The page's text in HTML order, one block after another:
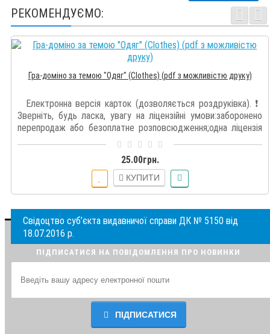
РЕКОМЕНДУЄМО:
Гра-доміно за темою "Одяг" (Clothes) (pdf з можливістю друку)
Електронна версія карток (дозволяється роздруківка). ❗️
Зверніть, будь ласка, увагу на ліцензійні умови:заборонено
перепродаж або безоплатне розповсюдження;одна ліцензія
25.00грн.
КУПИТИ
Свідоцтво суб’єкта видавничої справи ДК № 5150 від
18.07.2016 р.
ПІДПИСАТИСЯ НА ПОВІДОМЛЕННЯ ПРО НОВИНКИ
ПІДПИСАТИСЯ